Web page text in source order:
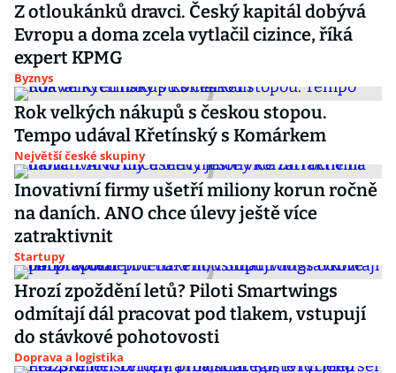
Z otloukánků dravci. Český kapitál dobývá
Evropu a doma zcela vytlačil cizince, říká
expert KPMG
Byznys
Rok velkých nákupů s českou stopou.
Tempo udával Křetínský s Komárkem
Největší české skupiny
Inovativní firmy ušetří miliony korun ročně
na daních. ANO chce úlevy ještě více
zatraktivnit
Startupy
Hrozí zpoždění letů? Piloti Smartwings
odmítají dál pracovat pod tlakem, vstupují
do stávkové pohotovosti
Doprava a logistika